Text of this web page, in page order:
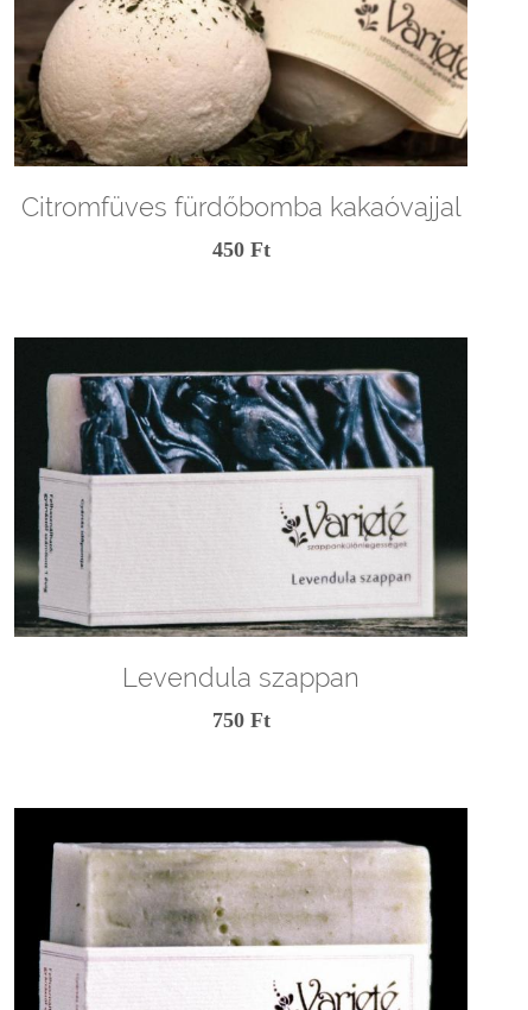
Citromfüves fürdőbomba kakaóvajjal
450 Ft
Levendula szappan
750 Ft